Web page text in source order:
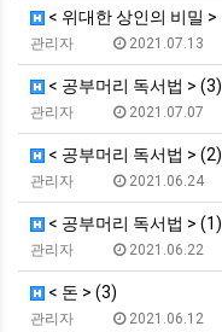
< 위대한 상인의 비밀 >
관리자 2021.07.13
< 공부머리 독서법 > (3)
관리자 2021.07.07
< 공부머리 독서법 > (2)
관리자 2021.06.24
< 공부머리 독서법 > (1)
관리자 2021.06.22
< 돈 > (3)
관리자 2021.06.12